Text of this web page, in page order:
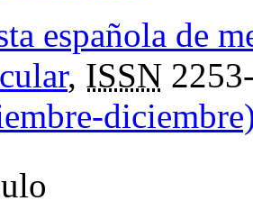
española de
, ISSN